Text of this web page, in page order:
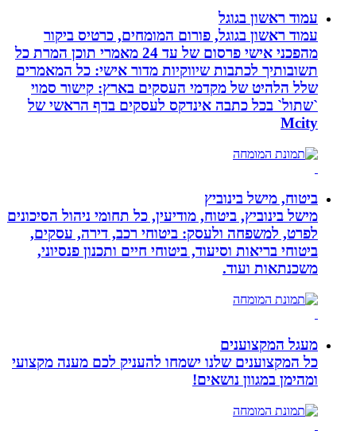
עמוד ראשון בגוגל
עמוד ראשון בגוגל, פורום המומחים, כרטיס ביקור
מהפכני אישי פרסום של עד 24 מאמרי תוכן המרת כל
תשובותיך לכתבות שיווקיות מדור אישי: כל המאמרים
שלל הלהיט של מקדמי העסקים בארץ: קישור סמוי
`שתול` בכל כתבה אינדקס לעסקים בדף הראשי של
Mcity
ביטוח, מישל בינוביץ
מישל בינוביץ, ביטוח, מודיעין, כל תחומי ניהול הסיכונים
לפרט, למשפחה ולעסק: ביטוחי רכב, דירה, עסקים,
ביטוחי בריאות וסיעוד, ביטוחי חיים ותכנון פנסיוני,
משכנתאות ועוד.
מעגל המקצוענים
כל המקצוענים שלנו ישמחו להעניק לכם מענה מקצועי
ומהימן במגוון נושאים!